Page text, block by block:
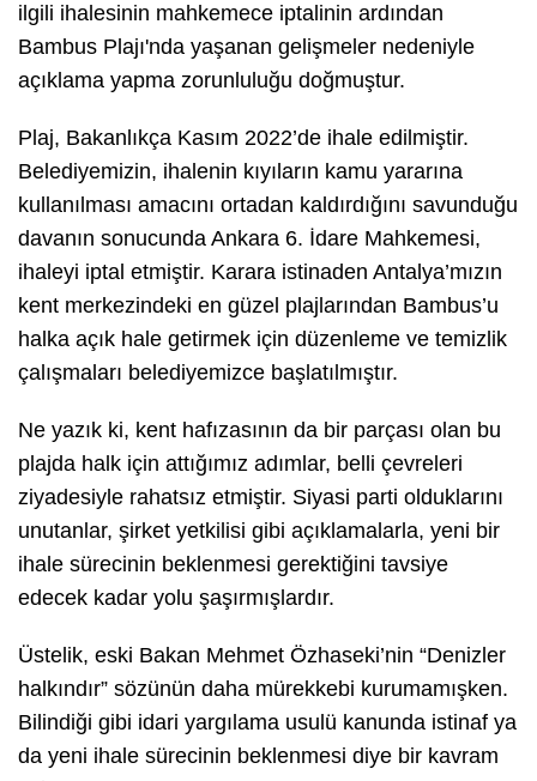
ilgili ihalesinin mahkemece iptalinin ardından
Bambus Plajı'nda yaşanan gelişmeler nedeniyle
açıklama yapma zorunluluğu doğmuştur.
Plaj, Bakanlıkça Kasım 2022’de ihale edilmiştir.
Belediyemizin, ihalenin kıyıların kamu yararına
kullanılması amacını ortadan kaldırdığını savunduğu
davanın sonucunda Ankara 6. İdare Mahkemesi,
ihaleyi iptal etmiştir. Karara istinaden Antalya’mızın
kent merkezindeki en güzel plajlarından Bambus’u
halka açık hale getirmek için düzenleme ve temizlik
çalışmaları belediyemizce başlatılmıştır.
Ne yazık ki, kent hafızasının da bir parçası olan bu
plajda halk için attığımız adımlar, belli çevreleri
ziyadesiyle rahatsız etmiştir. Siyasi parti olduklarını
unutanlar, şirket yetkilisi gibi açıklamalarla, yeni bir
ihale sürecinin beklenmesi gerektiğini tavsiye
edecek kadar yolu şaşırmışlardır.
Üstelik, eski Bakan Mehmet Özhaseki’nin “Denizler
halkındır” sözünün daha mürekkebi kurumamışken.
Bilindiği gibi idari yargılama usulü kanunda istinaf ya
da yeni ihale sürecinin beklenmesi diye bir kavram